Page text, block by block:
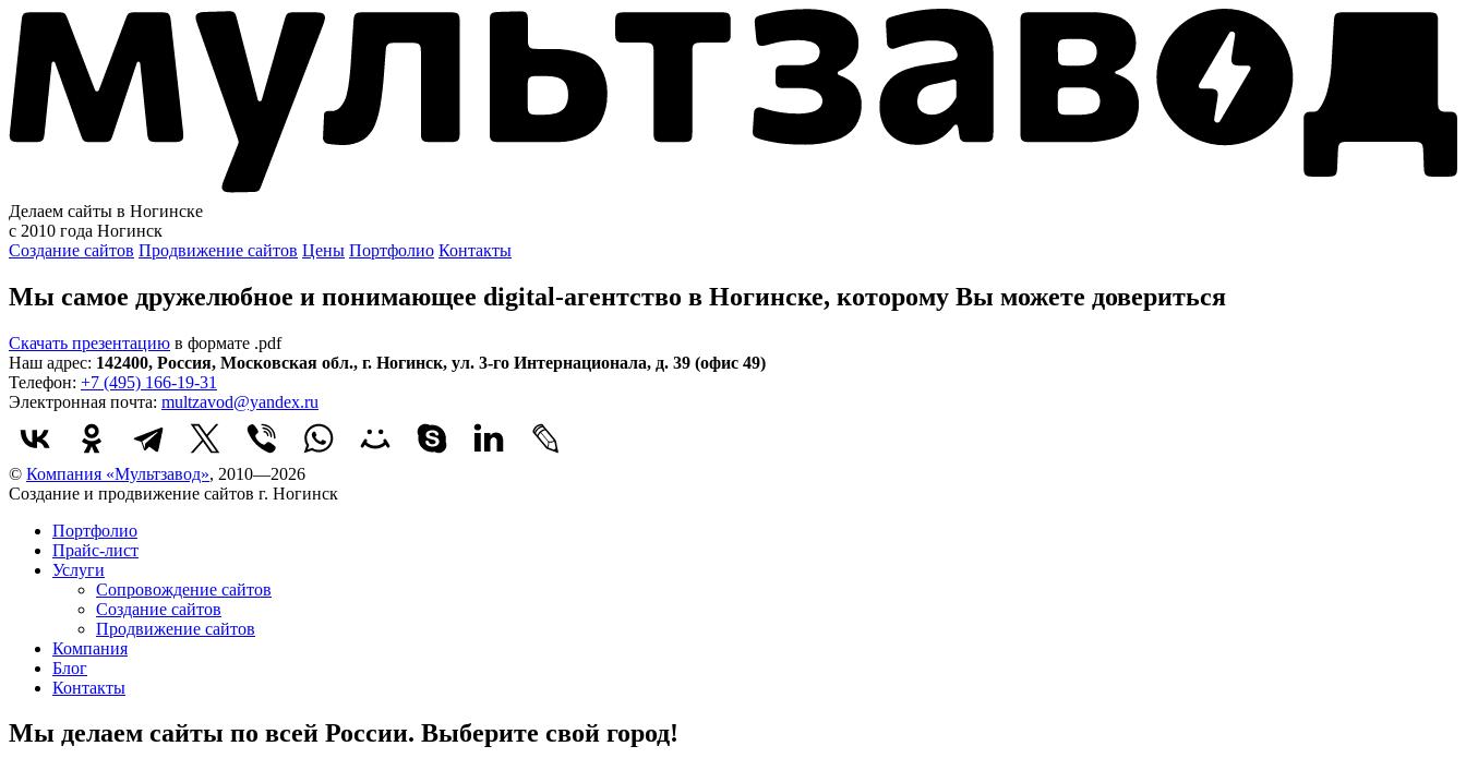
Делаем сайты в Ногинске
с 2010 года Ногинск
Создание сайтов Продвижение сайтов Цены Портфолио Контакты
Мы самое дружелюбное и понимающее digital-агентство в Ногинске, которому Вы можете довериться
Скачать презентацию в формате .pdf
Наш адрес: 142400, Россия, Московская обл., г. Ногинск, ул. 3-го Интернационала, д. 39 (офис 49)
Телефон: +7 (495) 166-19-31
Электронная почта: multzavod@yandex.ru
© Компания «Мультзавод», 2010—2026
Создание и продвижение сайтов г. Ногинск
Портфолио
Прайс-лист
Услуги
Сопровождение сайтов
Создание сайтов
Продвижение сайтов
Компания
Блог
Контакты
Мы делаем сайты по всей России. Выберите свой город!